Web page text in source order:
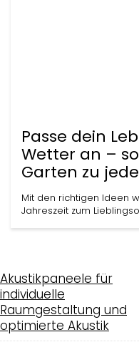
Passe dein
Wetter an –
Garten zu
Mit den richtigen Ideen
Jahreszeit zum
Akustikpaneele für
individuelle
Raumgestaltung und
optimierte Akustik